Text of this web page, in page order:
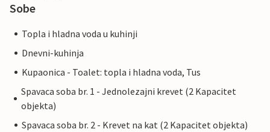
Sobe
Topla i hladna voda u kuhinji
Dnevni-kuhinja
Kupaonica - Toalet: topla i hladna voda, Tus
Spavaca soba br. 1 - Jednolezajni krevet (2 Kapacitet
objekta)
Spavaca soba br. 2 - Krevet na kat (2 Kapacitet objekta)